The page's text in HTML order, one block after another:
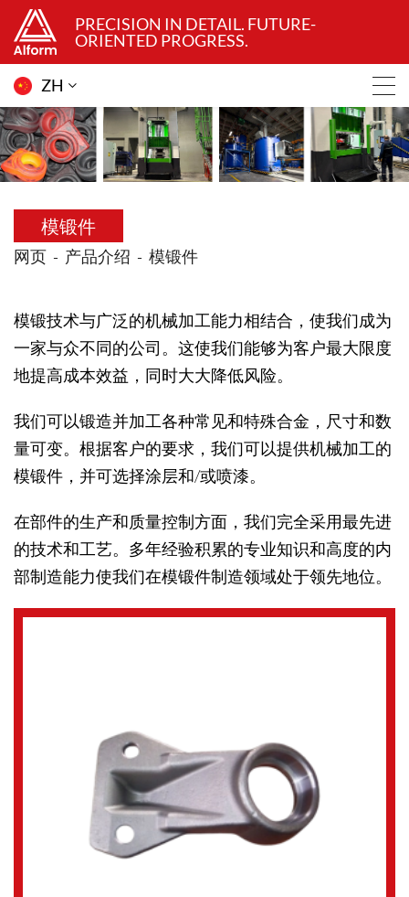
PRECISION IN DETAIL. FUTURE-
ORIENTED PROGRESS.
ZH
模锻件
网页 产品介绍 模锻件
模锻技术与广泛的机械加工能力相结合，使我们成为
一家与众不同的公司。这使我们能够为客户最大限度
地提高成本效益，同时大大降低风险。
我们可以锻造并加工各种常见和特殊合金，尺寸和数
量可变。根据客户的要求，我们可以提供机械加工的
模锻件，并可选择涂层和/或喷漆。
在部件的生产和质量控制方面，我们完全采用最先进
的技术和工艺。多年经验积累的专业知识和高度的内
部制造能力使我们在模锻件制造领域处于领先地位。